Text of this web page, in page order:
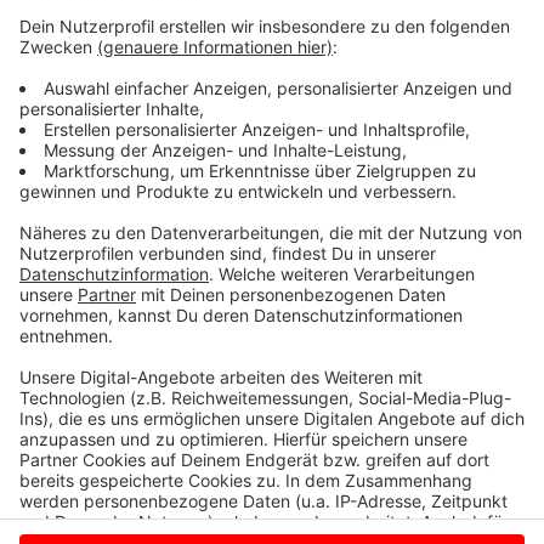
Die einen haben gefeiert, die anderen hätten gerne
etwas gefeiert und wieder andere haben sich selbst
entlassen, bevor es andere tun. Deutschland hat
gewählt - Friedrich Merz muss jetzt irgendwie eine
funktionierende Regierung auf die Beine stellen. Und
wenn wir doch eins aus den ganzen Schul- und
am besten mit einer WhatsApp-Gruppe.
Anzeige
Anzeige